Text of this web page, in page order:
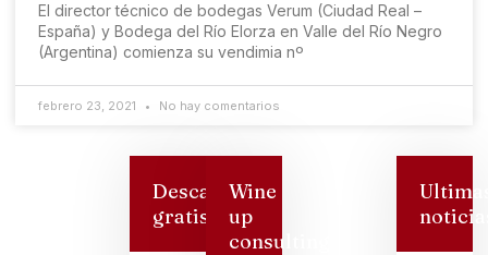
El director técnico de bodegas Verum (Ciudad Real –
España) y Bodega del Río Elorza en Valle del Río Negro
(Argentina) comienza su vendimia nº
febrero 23, 2021 No hay comentarios
Descarga
gratis
Wine
up
consulting